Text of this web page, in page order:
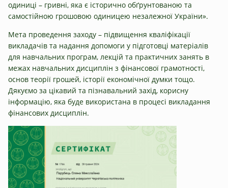
одиниці – гривні, яка є історично обґрунтованою та
самостійною грошовою одиницею незалежної України».
Мета проведення заходу – підвищення кваліфікації
викладачів та надання допомоги у підготовці матеріалів
для навчальних програм, лекцій та практичних занять в
межах навчальних дисциплін з фінансової грамотності,
основ теорії грошей, історії економічної думки тощо.
Дякуємо за цікавий та пізнавальний захід, корисну
інформацію, яка буде використана в процесі викладання
фінансових дисциплін.